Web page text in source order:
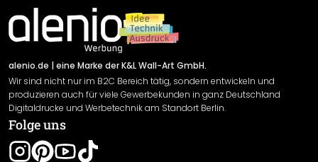
Newsletter An-/Abmeldung
Sendungsverfolgung
Impressum
Versand & Zahlung
Rücksendung
Widerrufsrecht
Datenschutzerklärung
Gewährleistung
Leistungserklärung / CE-Zeichen
alenio.de | eine Marke der K&L Wall-Art GmbH.
Wir sind nicht nur im B2C Bereich tätig, sondern entwickeln und
produzieren auch für viele Gewerbekunden in ganz Deutschland
Digitaldrucke und Werbetechnik am Standort Berlin.
Folge uns